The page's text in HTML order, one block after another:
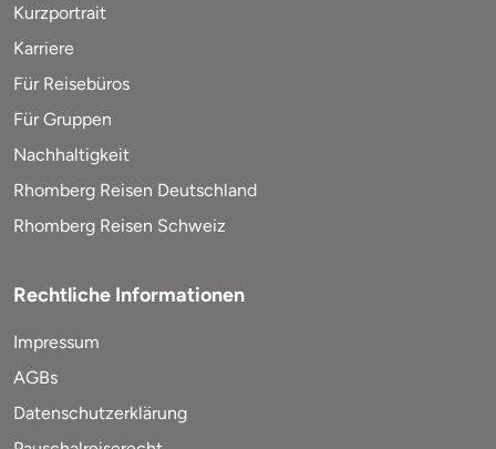
Kurzportrait
Karriere
Für Reisebüros
Für Gruppen
Nachhaltigkeit
Rhomberg Reisen Deutschland
Rhomberg Reisen Schweiz
Rechtliche Informationen
Impressum
AGBs
Datenschutzerklärung